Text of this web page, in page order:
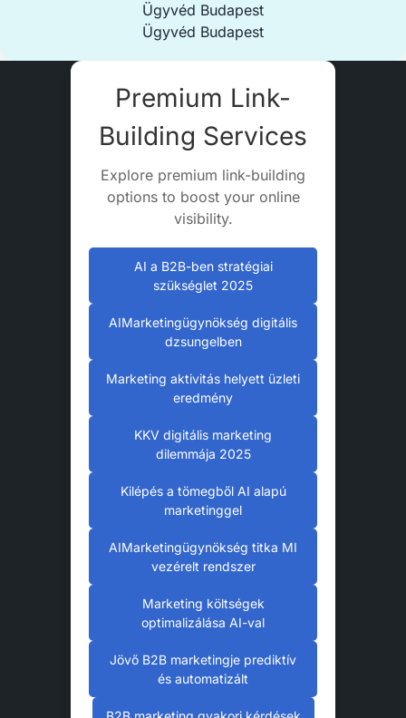
Ügyvéd Budapest
Ügyvéd Budapest
Premium Link-
Building Services
Explore premium link-building
options to boost your online
visibility.
AI a B2B-ben stratégiai
szükséglet 2025
AIMarketingügynökség digitális
dzsungelben
Marketing aktivitás helyett üzleti
eredmény
KKV digitális marketing
dilemmája 2025
Kilépés a tömegből AI alapú
marketinggel
AIMarketingügynökség titka MI
vezérelt rendszer
Marketing költségek
optimalizálása AI-val
Jövő B2B marketingje prediktív
és automatizált